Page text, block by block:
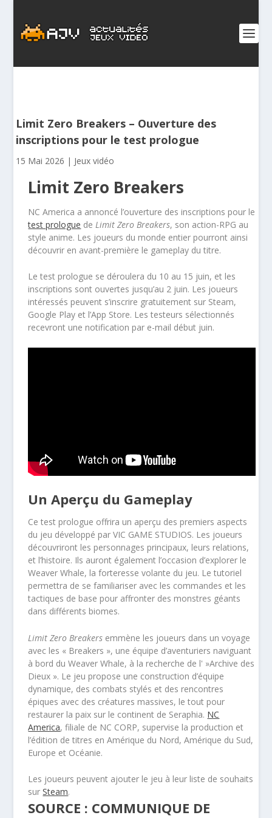
Limit Zero Breakers – Ouverture des
inscriptions pour le test prologue
15 Mai 2026 | Jeux vidéo
Limit Zero Breakers
NC America a annoncé l’ouverture des inscriptions pour le
test prologue deLimit Zero Breakers, son action-RPG au
style anime. Les joueurs du monde entier pourront ainsi
découvrir en avant-première le gameplay du titre.
Le test prologue se déroulera du 10 au 15 juin, et les
inscriptions sont ouvertes jusqu’au 2 juin. Les joueurs
intéressés peuvent s’inscrire gratuitement sur Steam,
Google Play et l’App Store. Les testeurs sélectionnés
recevront une notification par e-mail début juin.
Un Aperçu du Gameplay
Ce test prologue offrira un aperçu des premiers aspects
du jeu développé par VIC GAME STUDIOS. Les joueurs
découvriront les personnages principaux, leurs relations,
et l’histoire. Ils auront également l’occasion d’explorer le
Weaver Whale, la forteresse volante du jeu. Le tutoriel
permettra de se familiariser avec les commandes et les
tactiques de base pour affronter des monstres géants
dans différents biomes.
Limit Zero Breakers emmène les joueurs dans un voyage
avec les « Breakers », une équipe d’aventuriers naviguant
à bord du Weaver Whale, à la recherche de l' »Archive des
Dieux ». Le jeu propose une construction d’équipe
dynamique, des combats stylés et des rencontres
épiques avec des créatures massives, le tout pour
restaurer la paix sur le continent de Seraphia. NC
America, filiale de NC CORP, supervise la production et
l’édition de titres en Amérique du Nord, Amérique du Sud,
Europe et Océanie.
Les joueurs peuvent ajouter le jeu à leur liste de souhaits
surSteam.
SOURCE : COMMUNIQUE DE